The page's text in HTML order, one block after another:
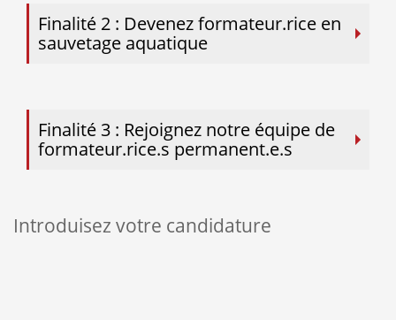
Finalité 2 : Devenez formateur.rice en
sauvetage aquatique
Finalité 3 : Rejoignez notre équipe de
formateur.rice.s permanent.e.s
Introduisez votre candidature